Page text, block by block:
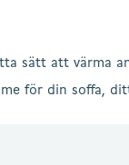
sätt att värma
för din soffa,